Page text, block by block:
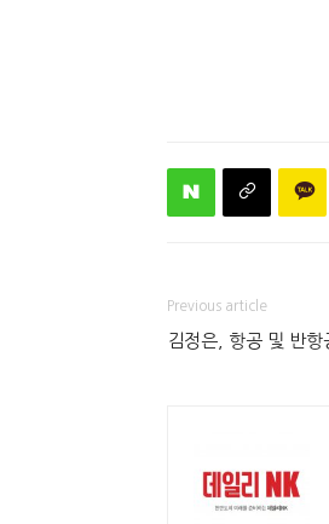
Previous article
김정은, 항공 및 반